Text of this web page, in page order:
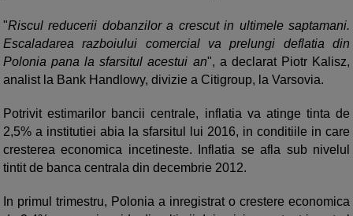
"Riscul reducerii dobanzilor a crescut in ultimele saptamani.
Escaladarea razboiului comercial va prelungi deflatia din
Polonia pana la sfarsitul acestui an", a declarat Piotr Kalisz,
analist la Bank Handlowy, divizie a Citigroup, la Varsovia.
Potrivit estimarilor bancii centrale, inflatia va atinge tinta de
2,5% a institutiei abia la sfarsitul lui 2016, in conditiile in care
cresterea economica incetineste. Inflatia se afla sub nivelul
tintit de banca centrala din decembrie 2012.
In primul trimestru, Polonia a inregistrat o crestere economica